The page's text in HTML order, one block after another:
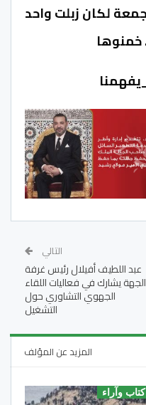
لكان زبلت واحد
خمنوها
التالي
عبد اللطيف أفيلال رئيس غرفة
الجهة يشارك في فعاليات اللقاء
الجهوي التشاوري حول
التشغيل
المزيد عن المؤلف
كتاب وآراء